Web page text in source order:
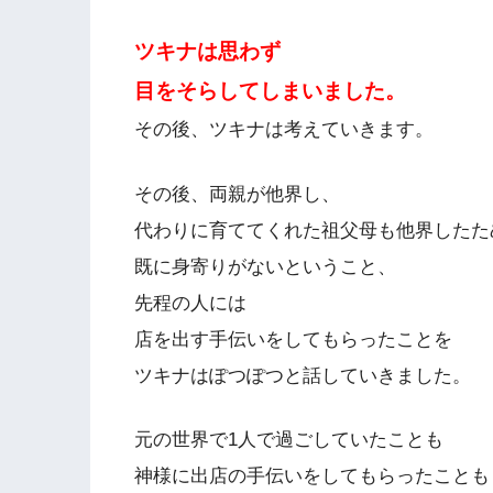
ツキナは思わず
目をそらしてしまいました。
その後、ツキナは考えていきます。
その後、両親が他界し、
代わりに育ててくれた祖父母も他界した
既に身寄りがないということ、
先程の人には
店を出す手伝いをしてもらったことを
ツキナはぽつぽつと話していきました。
元の世界で1人で過ごしていたことも
神様に出店の手伝いをしてもらったことも